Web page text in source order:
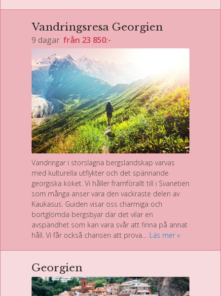
Vandringsresa Georgien
9 dagar från 23 850:-
Vandringar i storslagna bergslandskap varvas
med kulturella utflykter och det spännande
georgiska köket. Vi håller framförallt till i Svanetien
som många anser vara den vackraste delen av
Kaukasus. Guiden visar oss charmiga och
bortglömda bergsbyar där det vilar en
avspändhet som kan vara svår att finna på annat
håll. Vi får också chansen att prova... Läs mer
Georgien